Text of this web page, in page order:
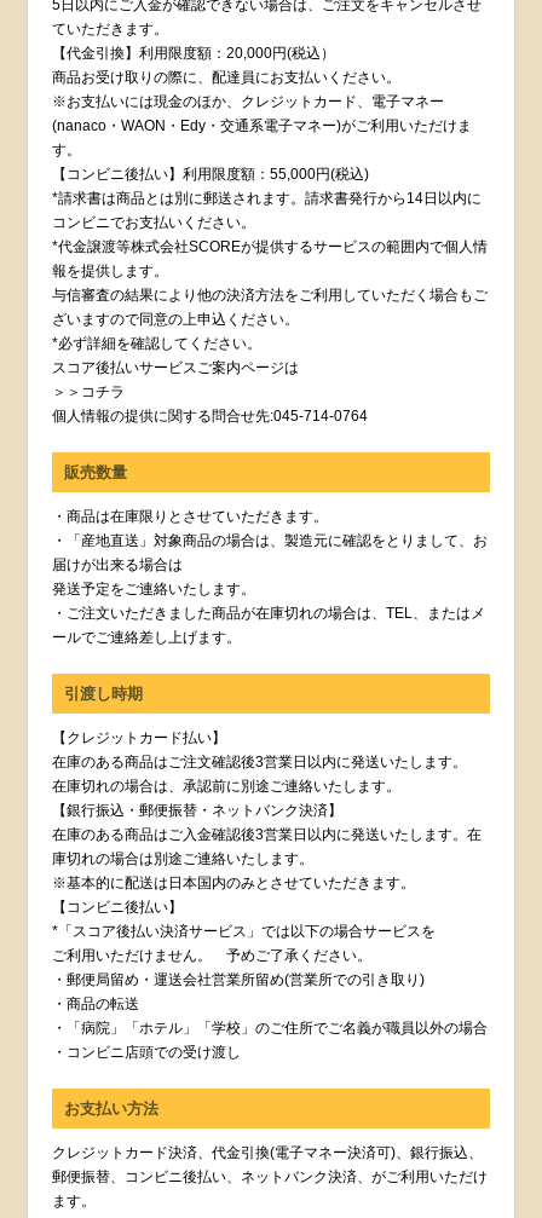
5日以内にご入金が確認できない場合は、ご注文をキャンセルさせ
ていただきます。
【代金引換】利用限度額：20,000円(税込）
商品お受け取りの際に、配達員にお支払いください。
※お支払いには現金のほか、クレジットカード、電子マネー
(nanaco・WAON・Edy・交通系電子マネー)がご利用いただけま
す。
【コンビニ後払い】利用限度額：55,000円(税込)
*請求書は商品とは別に郵送されます。請求書発行から14日以内に
コンビニでお支払いください。
*代金譲渡等株式会社SCOREが提供するサービスの範囲内で個人情
報を提供します。
与信審査の結果により他の決済方法をご利用していただく場合もご
ざいますので同意の上申込ください。
*必ず詳細を確認してください。
スコア後払いサービスご案内ページは
＞＞コチラ
個人情報の提供に関する問合せ先:045-714-0764
販売数量
・商品は在庫限りとさせていただきます。
・「産地直送」対象商品の場合は、製造元に確認をとりまして、お
届けが出来る場合は
発送予定をご連絡いたします。
・ご注文いただきました商品が在庫切れの場合は、TEL、またはメ
ールでご連絡差し上げます。
引渡し時期
【クレジットカード払い】
在庫のある商品はご注文確認後3営業日以内に発送いたします。
在庫切れの場合は、承認前に別途ご連絡いたします。
【銀行振込・郵便振替・ネットバンク決済】
在庫のある商品はご入金確認後3営業日以内に発送いたします。在
庫切れの場合は別途ご連絡いたします。
※基本的に配送は日本国内のみとさせていただきます。
【コンビニ後払い】
*「スコア後払い決済サービス」では以下の場合サービスを
ご利用いただけません。 予めご了承ください。
・郵便局留め・運送会社営業所留め(営業所での引き取り)
・商品の転送
・「病院」「ホテル」「学校」のご住所でご名義が職員以外の場合
・コンビニ店頭での受け渡し
お支払い方法
クレジットカード決済、代金引換(電子マネー決済可)、銀行振込、
郵便振替、コンビニ後払い、ネットバンク決済、がご利用いただけ
ます。